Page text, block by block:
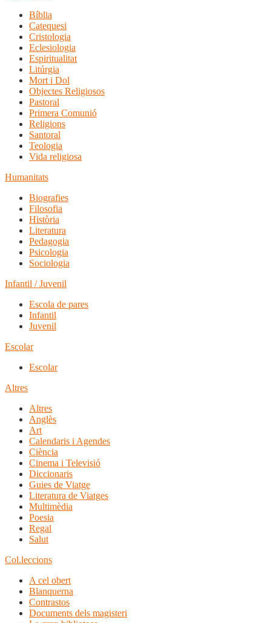
Bíblia
Catequesi
Cristologia
Eclesiologia
Espiritualitat
Litúrgia
Mort i Dol
Objectes Religiosos
Pastoral
Primera Comunió
Religions
Santoral
Teologia
Vida religiosa
Humanitats
Biografies
Filosofia
Història
Literatura
Pedagogia
Psicologia
Sociologia
Infantil / Juvenil
Escola de pares
Infantil
Juvenil
Escolar
Escolar
Altres
Altres
Anglès
Art
Calendaris i Agendes
Ciència
Cinema i Televisió
Diccionaris
Guies de Viatge
Literatura de Viatges
Multimèdia
Poesia
Regal
Salut
Col.leccions
A cel obert
Blanquerna
Contrastos
Documents dels magisteri